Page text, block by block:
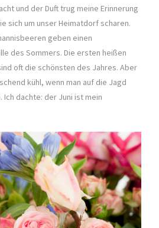
und der Duft trug meine Erinnerung
sich um unser Heimatdorf scharen.
geben einen
des Sommers. Die ersten heißen
oft die schönsten des Jahres. Aber
kühl, wenn man auf die Jagd
Ich dachte: der Juni ist mein